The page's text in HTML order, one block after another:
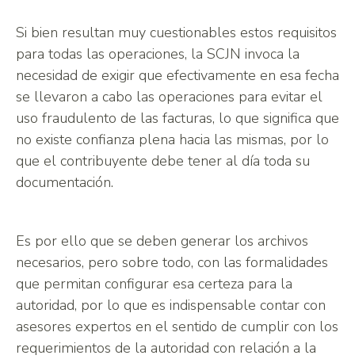
Si bien resultan muy cuestionables estos requisitos
para todas las operaciones, la SCJN invoca la
necesidad de exigir que efectivamente en esa fecha
se llevaron a cabo las operaciones para evitar el
uso fraudulento de las facturas, lo que significa que
no existe confianza plena hacia las mismas, por lo
que el contribuyente debe tener al día toda su
documentación.
Es por ello que se deben generar los archivos
necesarios, pero sobre todo, con las formalidades
que permitan configurar esa certeza para la
autoridad, por lo que es indispensable contar con
asesores expertos en el sentido de cumplir con los
requerimientos de la autoridad con relación a la